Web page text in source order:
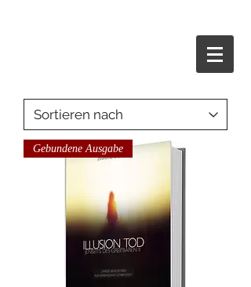
Gebundene Ausgabe